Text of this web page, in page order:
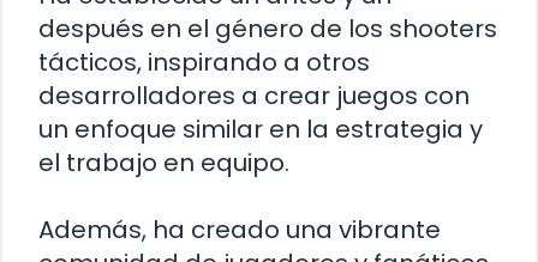
después en el género de los shooters
tácticos, inspirando a otros
desarrolladores a crear juegos con
un enfoque similar en la estrategia y
el trabajo en equipo.
Además, ha creado una vibrante